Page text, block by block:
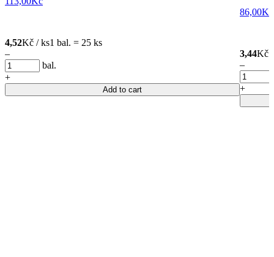
4,52Kč / ks1 bal. = 25 ks
–
bal.
+
Add to cart
86,00Kč
3,44Kč
–
+